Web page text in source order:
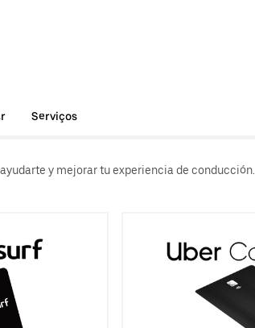
Serviços
y mejorar tu experiencia de conducción.